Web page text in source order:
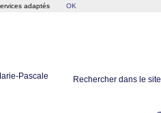
Rechercher dans le site
Pascale
adaptés OK